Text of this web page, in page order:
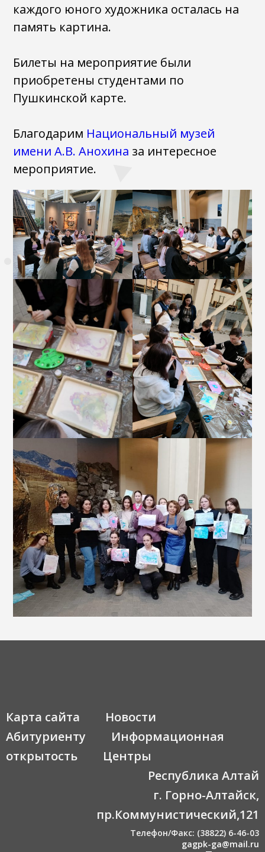
каждого юного художника осталась на
память картина.
Билеты на мероприятие были
приобретены студентами по
Пушкинской карте.
Благодарим Национальный музей
имени А.В. Анохина за интересное
мероприятие.
Карта сайта
Новости
Абитуриенту
Информационная
открытость
Центры
Республика Алтай
г. Горно-Алтайск,
пр.Коммунистический,121
Телефон/Факс: (38822) 6-46-03
gagpk-ga@mail.ru